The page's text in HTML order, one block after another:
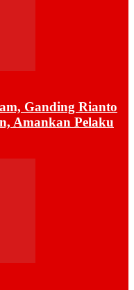
Ganding Rianto
Amankan Pelaku